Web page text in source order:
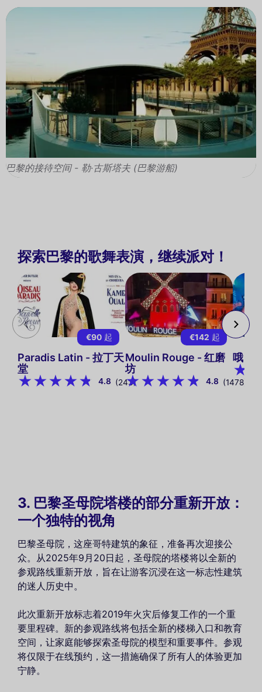
巴黎的接待空间 - 勒·古斯塔夫 (巴黎游船)
探索巴黎的歌舞表演，继续派对！
€90 起
Paradis Latin - 拉丁天
堂
4.8 (243)
€142 起
Moulin Rouge - 红磨
坊
4.8 (1478)
哦！
3. 巴黎圣母院塔楼的部分重新开放：
一个独特的视角
巴黎圣母院，这座哥特建筑的象征，准备再次迎接公
众。从2025年9月20日起，圣母院的塔楼将以全新的
参观路线重新开放，旨在让游客沉浸在这一标志性建筑
的迷人历史中。
此次重新开放标志着2019年火灾后修复工作的一个重
要里程碑。新的参观路线将包括全新的楼梯入口和教育
空间，让家庭能够探索圣母院的模型和重要事件。参观
将仅限于在线预约，这一措施确保了所有人的体验更加
宁静。